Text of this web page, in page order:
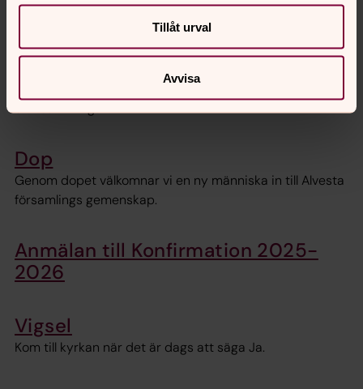
Tillåt urval
Avvisa
Anmälan till grupp
ditt barn vill gå i.
Dop
Genom dopet välkomnar vi en ny människa in till Alvesta
församlings gemenskap.
Anmälan till Konfirmation 2025-
2026
Vigsel
Kom till kyrkan när det är dags att säga Ja.